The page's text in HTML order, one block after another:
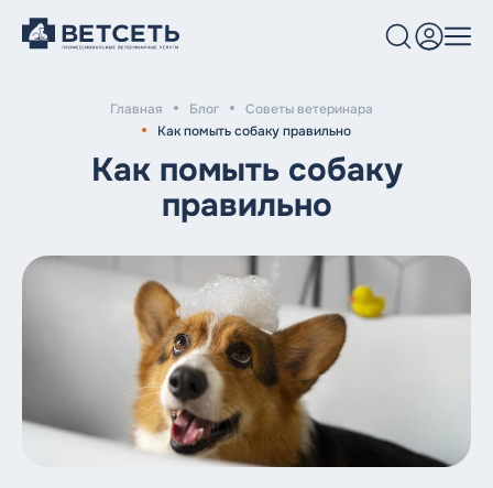
Услуги и цены
Клиники
Главная Блог
Советы ветеринара
Как помыть собаку правильно
Как помыть собаку
правильно